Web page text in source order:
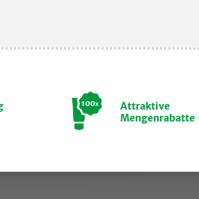
Attraktive
Mengenrabatte